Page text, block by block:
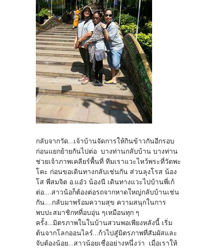
กลับจากวัด...เจ้าบ้านจัดการให้กินข้าวกันอีกรอบ
ก่อนแยกย้ายกันไปต่อ บางท่านกลับบ้าน บางท่าน
ช่วยเจ้าภาพเคลียร์พื้นที่ ทีมเราแวะไหว้พระที่วัดพะ
โคะ ก่อนขอเดินทางกลับเช่นกัน ส่วนลุงโรส น้อง
โส พี่สมจิต อ.แอ๋ว น้องนี เดินทางแวะไปบ้านพี่เก้
ต่อ....สาวน้อก็ต้องต่อรถจากหาดใหญ่กลับบ้านเช่น
กัน....กลับมาพร้อมความสุข ความสนุกในการ
พบปะสมาชิกทที่อบอุ่น ๆเหมือนทุก ๆ
ครั้ง...มิตรภาพในในบ้านสวนพอเพียงหลังนี้ เริ่ม
ต้นจากโลกออนไลร์...ก้วไปสู๋มิตรภาพที่สัมผัสและ
จับต้องน้อย...สาวน้อยเชื่ออย่างหนึ่งว่า เมื่อเราให้